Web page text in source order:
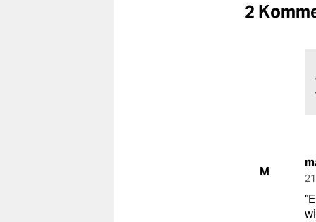
2
M